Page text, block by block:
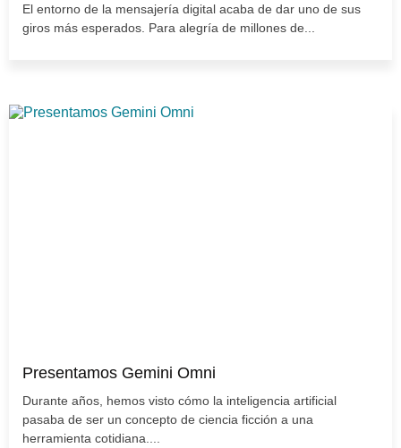
El entorno de la mensajería digital acaba de dar uno de sus
giros más esperados. Para alegría de millones de...
Presentamos Gemini Omni
Durante años, hemos visto cómo la inteligencia artificial
pasaba de ser un concepto de ciencia ficción a una
herramienta cotidiana....